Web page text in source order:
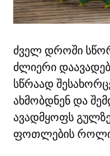
ძველ დროში
ძლიერი
სწრაად
ახმობდნენ და
ავადმყოფს
ფოთლების როლი